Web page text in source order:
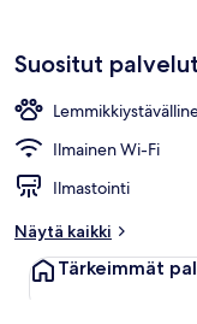
Suositut
Ilmainen Wi-Fi
Ilmastointi
Näytä kaikki
Tärkeimmät